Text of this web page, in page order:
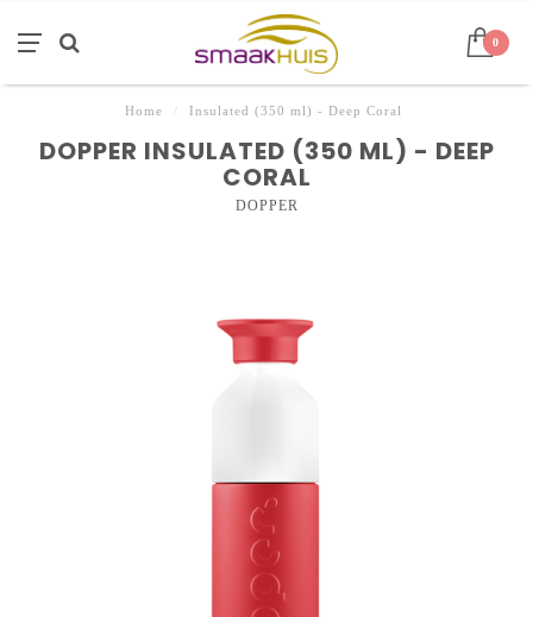
0
Home Insulated (350 ml) - Deep Coral
DOPPER INSULATED (350 ML) - DEEP
CORAL
DOPPER